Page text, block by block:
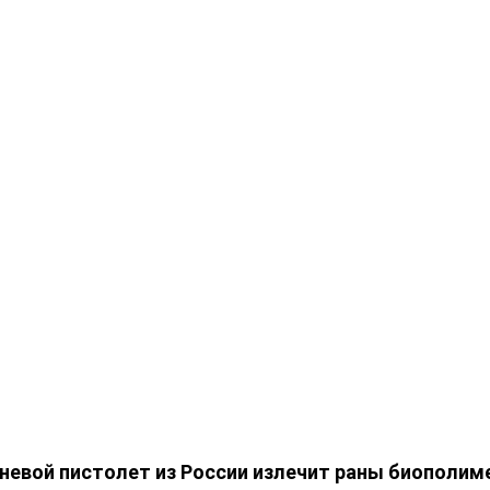
пистолет из России излечит раны